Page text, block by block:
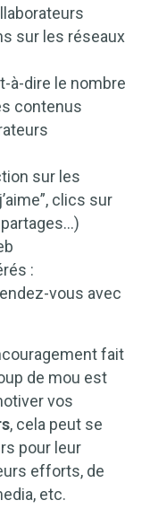
sur les réseaux
à-dire le nombre
contenus
sur les
clics sur
:
vous avec
fait
de mou est
vos
, cela peut se
pour leur
efforts, de
etc.